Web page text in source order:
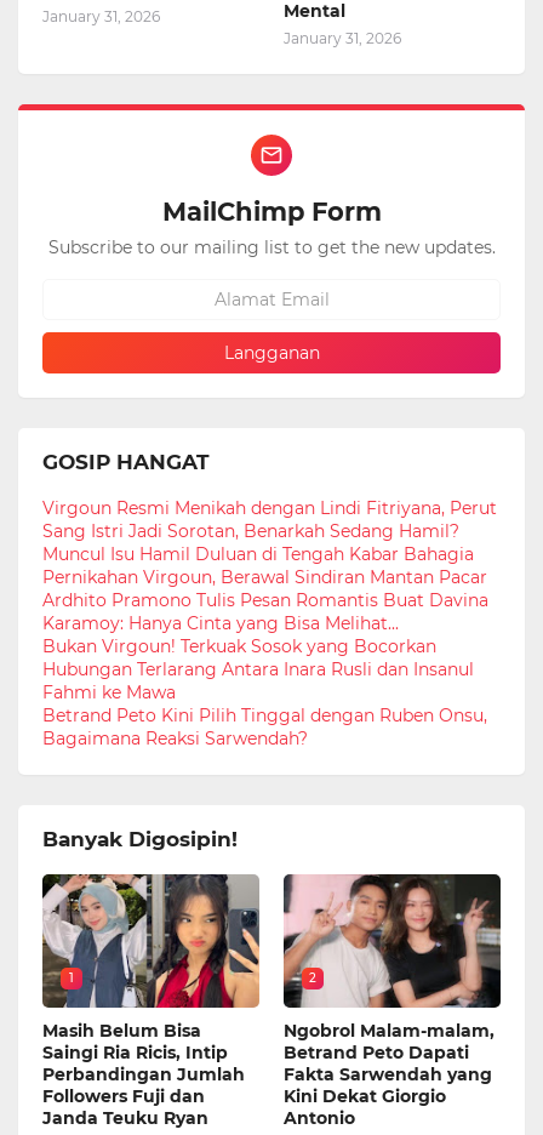
January 31, 2026
Mental
January 31, 2026
MailChimp Form
Subscribe to our mailing list to get the new updates.
GOSIP HANGAT
Virgoun Resmi Menikah dengan Lindi Fitriyana, Perut
Sang Istri Jadi Sorotan, Benarkah Sedang Hamil?
Muncul Isu Hamil Duluan di Tengah Kabar Bahagia
Pernikahan Virgoun, Berawal Sindiran Mantan Pacar
Ardhito Pramono Tulis Pesan Romantis Buat Davina
Karamoy: Hanya Cinta yang Bisa Melihat...
Bukan Virgoun! Terkuak Sosok yang Bocorkan
Hubungan Terlarang Antara Inara Rusli dan Insanul
Fahmi ke Mawa
Betrand Peto Kini Pilih Tinggal dengan Ruben Onsu,
Bagaimana Reaksi Sarwendah?
Banyak Digosipin!
1
Masih Belum Bisa
Saingi Ria Ricis, Intip
Perbandingan Jumlah
Followers Fuji dan
Janda Teuku Ryan
2
Ngobrol Malam-malam,
Betrand Peto Dapati
Fakta Sarwendah yang
Kini Dekat Giorgio
Antonio